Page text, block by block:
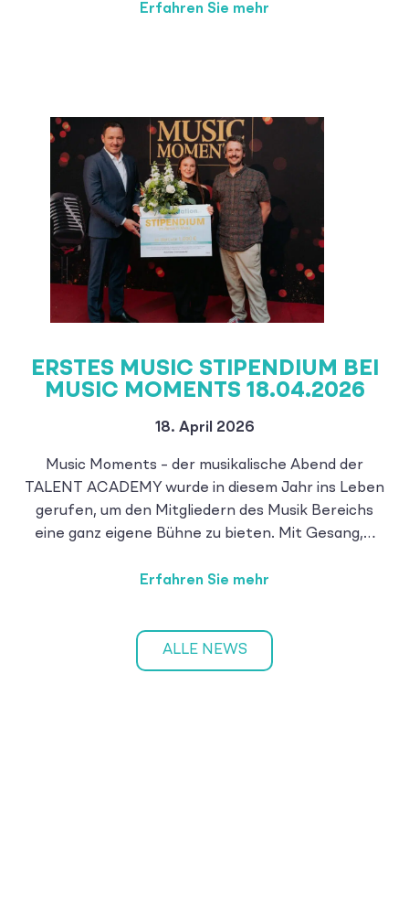
Erfahren Sie mehr
ERSTES MUSIC STIPENDIUM BEI
MUSIC MOMENTS 18.04.2026
18. April 2026
Music Moments – der musikalische Abend der
TALENT ACADEMY wurde in diesem Jahr ins Leben
gerufen, um den Mitgliedern des Musik Bereichs
eine ganz eigene Bühne zu bieten. Mit Gesang,…
Erfahren Sie mehr
ALLE NEWS